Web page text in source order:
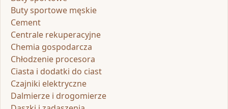
Buty sportowe męskie
Cement
Centrale rekuperacyjne
Chemia gospodarcza
Chłodzenie procesora
Ciasta i dodatki do ciast
Czajniki elektryczne
Dalmierze i drogomierze